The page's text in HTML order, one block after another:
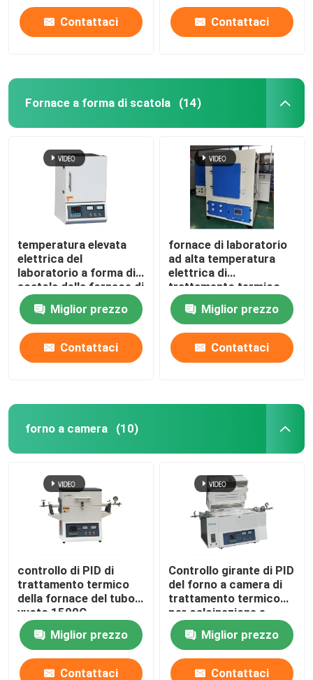
Contattaci Contattaci
Fornace a forma di scatola (14)
temperatura elevata
elettrica del
laboratorio a forma di
scatola della fornace di
trattamento termico
1200C con il cavo di
resistenza
Miglior prezzo
Contattaci
fornace di laboratorio
ad alta temperatura
elettrica di
trattamento termico
1400C con il cavo di
resistenzaMiglior prezzo
Contattaci
forno a camera (10)
controllo di PID di
trattamento termico
della fornace del tubo a
vuoto 1500C
Miglior prezzo
Contattaci
Controllo girante di PID
del forno a camera di
trattamento termico
per calcinazione e
l'essiccazione del
laboratorioMiglior prezzo
Contattaci